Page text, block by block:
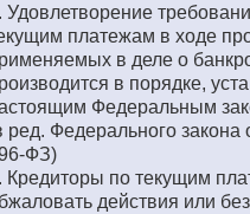
Удовлетворение
платежам в ходе
в деле о
в порядке,
Федеральным
ред. Федерального закона
ФЗ)
Кредиторы по текущим
действия или